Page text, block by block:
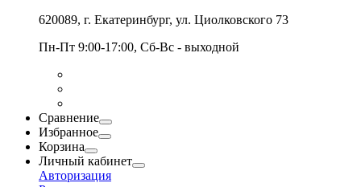
620089, г. Екатеринбург, ул. Циолковского 73
Пн-Пт 9:00-17:00, Сб-Вс - выходной
Сравнение
Избранное
Корзина
Личный кабинет
Авторизация